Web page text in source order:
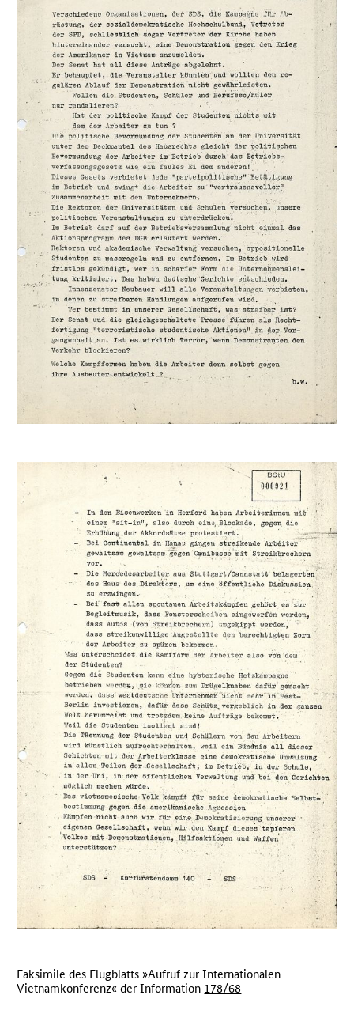
Faksimile des Flugblatts »Aufruf zur Internationalen
Vietnamkonferenz« der Information 178/68